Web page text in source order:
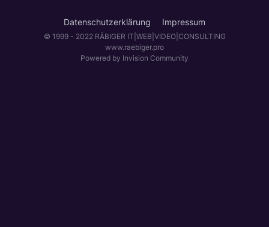
Datenschutzerklärung Impressum
© 1999 - 2022 RÄBIGER IT|WEB|VIDEO|CONSULTING
www.raebiger.pro
Powered by Invision Community